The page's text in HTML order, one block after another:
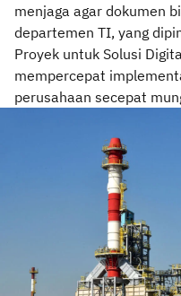
menjaga agar dokumen
departemen TI, yang
Proyek untuk Solusi
mempercepat
perusahaan secepat